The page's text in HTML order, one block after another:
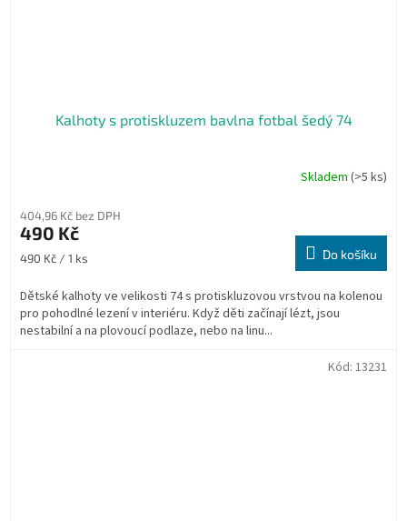
Kalhoty s protiskluzem bavlna fotbal šedý 74
Skladem (>5 ks)
404,96 Kč bez DPH
490 Kč
Měrná
490 Kč / 1 ks Do košíku
Dětské kalhoty ve velikosti 74 s protiskluzovou vrstvou na kolenou
pro pohodlné lezení v interiéru. Když děti začínají lézt, jsou
nestabilní a na plovoucí podlaze, nebo na linu...
Kód: 13231